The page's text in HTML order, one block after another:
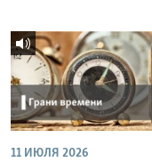
11 ИЮЛЯ 2026